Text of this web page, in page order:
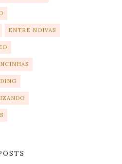
ENTRE NOIVAS